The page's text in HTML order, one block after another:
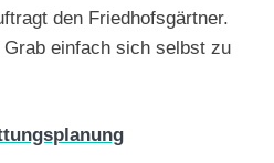
den Friedhofsgärtner.
einfach sich selbst zu